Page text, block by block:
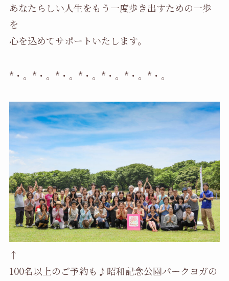
あなたらしい人生をもう一度歩き出すための一歩
を
心を込めてサポートいたします。
*・。*・。*・。*・。*・。*・。*・。
↑
100名以上のご予約も♪昭和記念公園パークヨガの